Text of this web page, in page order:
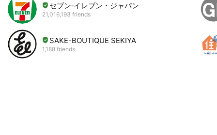
セブン‐イレブン・ジャパン
21,016,193 friends
SAKE-BOUTIQUE SEKIYA
1,188 friends